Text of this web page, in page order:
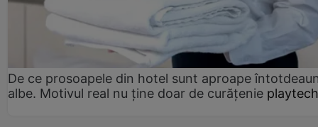
De ce prosoapele din hotel sunt aproape
albe. Motivul real nu ține doar de curățenie